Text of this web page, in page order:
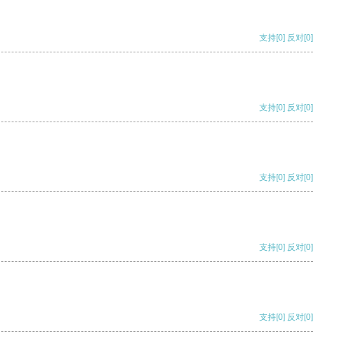
支持[0] 反对[0]
支持[0] 反对[0]
支持[0] 反对[0]
支持[0] 反对[0]
支持[0] 反对[0]